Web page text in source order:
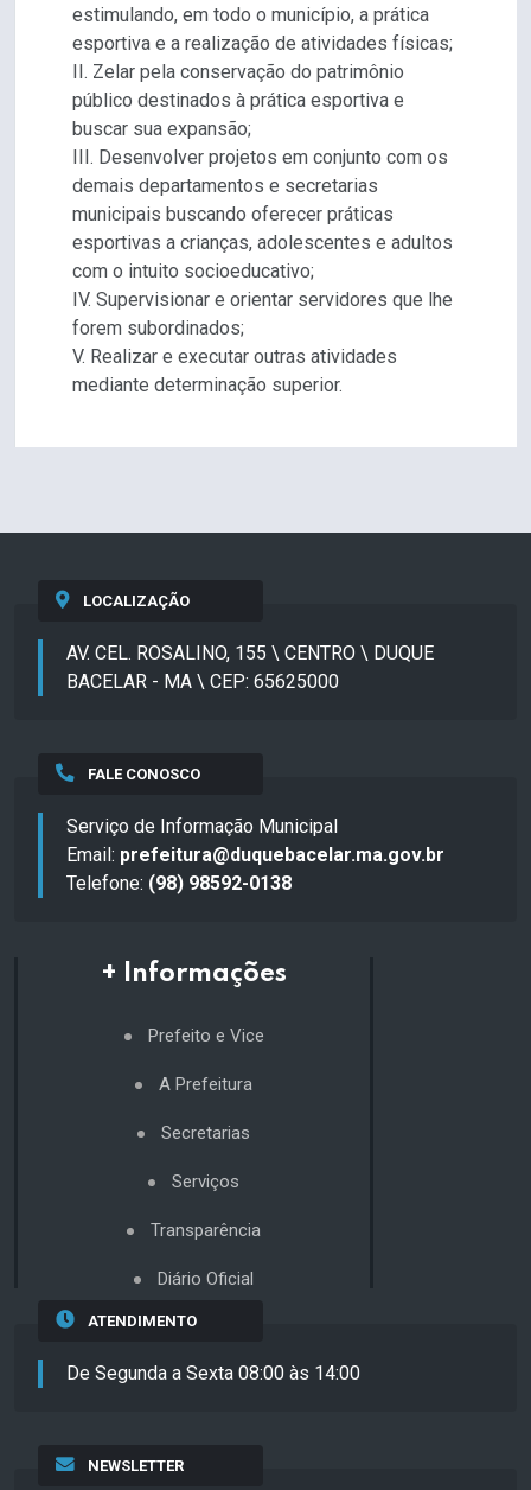
estimulando, em todo o município, a prática
esportiva e a realização de atividades físicas;
II. Zelar pela conservação do patrimônio
público destinados à prática esportiva e
buscar sua expansão;
III. Desenvolver projetos em conjunto com os
demais departamentos e secretarias
municipais buscando oferecer práticas
esportivas a crianças, adolescentes e adultos
com o intuito socioeducativo;
IV. Supervisionar e orientar servidores que lhe
forem subordinados;
V. Realizar e executar outras atividades
mediante determinação superior.
LOCALIZAÇÃO
AV. CEL. ROSALINO, 155 \ CENTRO \ DUQUE
BACELAR - MA \ CEP: 65625000
FALE CONOSCO
Serviço de Informação Municipal
Email: prefeitura@duquebacelar.ma.gov.br
Telefone: (98) 98592-0138
+ Informações
Prefeito e Vice
A Prefeitura
Secretarias
Serviços
Transparência
Diário Oficial
ATENDIMENTO
De Segunda a Sexta 08:00 às 14:00
NEWSLETTER